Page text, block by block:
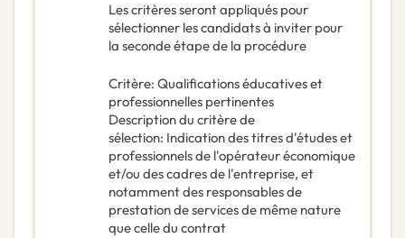
Les critères seront appliqués pour
sélectionner les candidats à inviter pour
la seconde étape de la procédure
Critère: Qualifications éducatives et
professionnelles pertinentes
Description du critère de
sélection: Indication des titres d'études et
professionnels de l'opérateur économique
et/ou des cadres de l'entreprise, et
notamment des responsables de
prestation de services de même nature
que celle du contrat